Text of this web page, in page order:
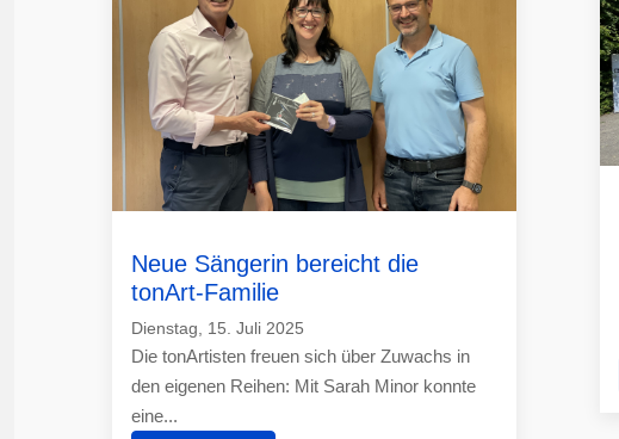
Neue Sängerin bereicht die
tonArt-Familie
Dienstag, 15. Juli 2025
Die tonArtisten freuen sich über Zuwachs in
den eigenen Reihen: Mit Sarah Minor konnte
eine...